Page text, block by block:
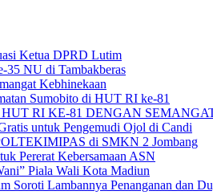
Ketua DPRD Lutim
35 NU di Tambakberas
Kebhinekaan
Sumobito di HUT RI ke-81
RI KE-81 DENGAN
untuk Pengemudi Ojol di Candi
di SMKN 2 Jombang
Pererat Kebersamaan ASN
Piala Wali Kota Madiun
Lambannya Penanganan dan